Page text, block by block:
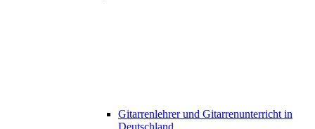
Gitarrenlehrer und Gitarrenunterricht in
Deutschland